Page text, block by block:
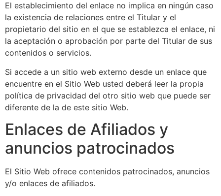
El establecimiento del enlace no implica en ningún caso
la existencia de relaciones entre el Titular y el
propietario del sitio en el que se establezca el enlace, ni
la aceptación o aprobación por parte del Titular de sus
contenidos o servicios.
Si accede a un sitio web externo desde un enlace que
encuentre en el Sitio Web usted deberá leer la propia
política de privacidad del otro sitio web que puede ser
diferente de la de este sitio Web.
Enlaces de Afiliados y
anuncios patrocinados
El Sitio Web ofrece contenidos patrocinados, anuncios
y/o enlaces de afiliados.